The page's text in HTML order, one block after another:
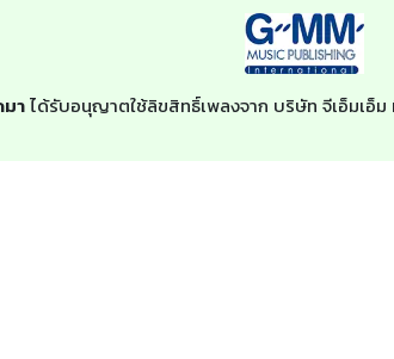
าได้รับอนุญาตใช้ลิขสิทธิ์เพลงจาก บริษัท จีเอ็มเอ็